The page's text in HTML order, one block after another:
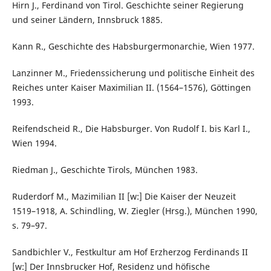
Hirn J., Ferdinand von Tirol. Geschichte seiner Regierung
und seiner Ländern, Innsbruck 1885.
Kann R., Geschichte des Habsburgermonarchie, Wien 1977.
Lanzinner M., Friedenssicherung und politische Einheit des
Reiches unter Kaiser Maximilian II. (1564–1576), Göttingen
1993.
Reifendscheid R., Die Habsburger. Von Rudolf I. bis Karl I.,
Wien 1994.
Riedman J., Geschichte Tirols, München 1983.
Ruderdorf M., Mazimilian II [w:] Die Kaiser der Neuzeit
1519–1918, A. Schindling, W. Ziegler (Hrsg.), München 1990,
s. 79–97.
Sandbichler V., Festkultur am Hof Erzherzog Ferdinands II
[w:] Der Innsbrucker Hof, Residenz und höfische